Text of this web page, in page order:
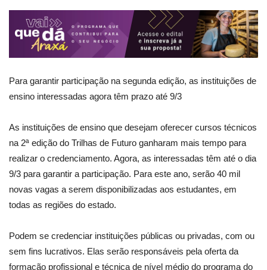
Para garantir participação na segunda edição, as instituições de
ensino interessadas agora têm prazo até 9/3
As instituições de ensino que desejam oferecer cursos técnicos
na 2ª edição do Trilhas de Futuro ganharam mais tempo para
realizar o credenciamento. Agora, as interessadas têm até o dia
9/3 para garantir a participação. Para este ano, serão 40 mil
novas vagas a serem disponibilizadas aos estudantes, em
todas as regiões do estado.
Podem se credenciar instituições públicas ou privadas, com ou
sem fins lucrativos. Elas serão responsáveis pela oferta da
formação profissional e técnica de nível médio do programa do